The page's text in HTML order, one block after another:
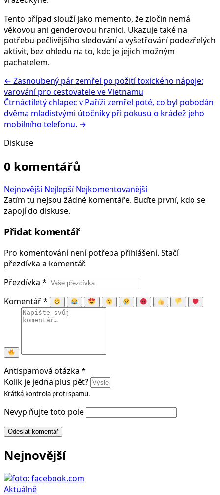
Tento případ slouží jako memento, že zločin nemá
věkovou ani genderovou hranici. Ukazuje také na
potřebu pečlivějšího sledování a vyšetřování podezřelých
aktivit, bez ohledu na to, kdo je jejich možným
pachatelem.
← Zasnoubený pár zemřel po požití toxického nápoje:
varování pro cestovatele ve Vietnamu
Čtrnáctiletý chlapec v Paříži zemřel poté, co byl pobodán
dvěma mladistvými útočníky při pokusu o krádež jeho
mobilního telefonu. →
Diskuse
0 komentářů
Nejnovější Nejlepší Nejkomentovanější
Zatím tu nejsou žádné komentáře. Buďte první, kdo se
zapojí do diskuse.
Přidat komentář
Pro komentování není potřeba přihlášení. Stačí
přezdívka a komentář.
Přezdívka *
Komentář*
Antispamová otázka *
Kolik je jedna plus pět?
Krátká kontrola proti spamu.
Nevyplňujte toto pole
Odeslat komentář
Nejnovější
Aktuálně